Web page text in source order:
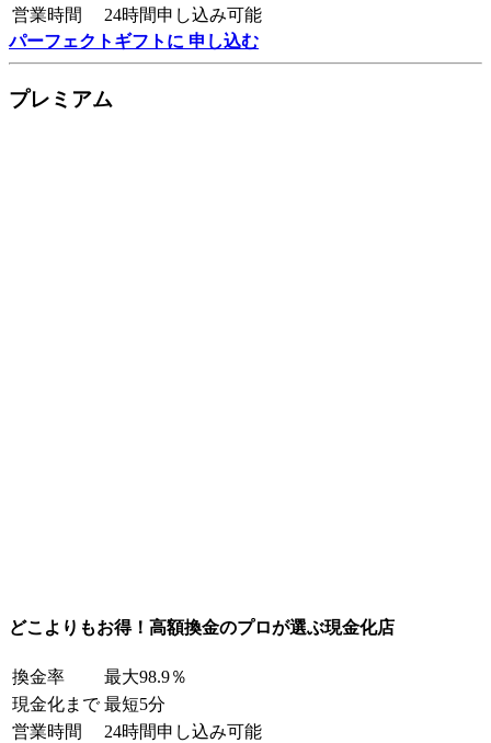
営業時間
24時間申し込み可能
パーフェクトギフトに 申し込む
プレミアム
どこよりもお得！高額換金のプロが選ぶ現金化店
換金率
最大98.9％
現金化まで 最短5分
営業時間
24時間申し込み可能